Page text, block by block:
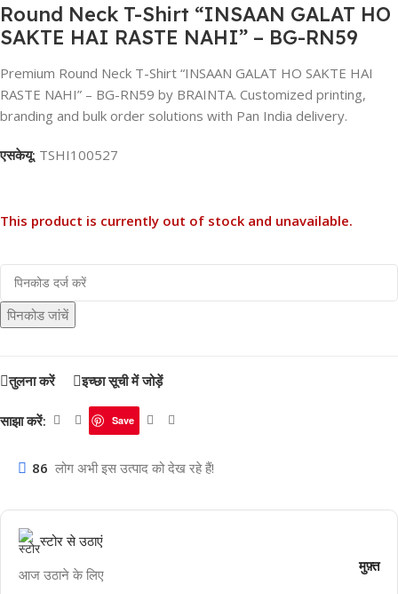
Round Neck T-Shirt “INSAAN GALAT HO
SAKTE HAI RASTE NAHI” – BG-RN59
Premium Round Neck T-Shirt “INSAAN GALAT HO SAKTE HAI
RASTE NAHI” – BG-RN59 by BRAINTA. Customized printing,
branding and bulk order solutions with Pan India delivery.
एसकेयू: TSHI100527
This product is currently out of stock and unavailable.
पिनकोड जांचें
तुलना करें इच्छा सूची में जोड़ें
साझा करें: Save
86 लोग अभी इस उत्पाद को देख रहे हैं!
स्टोर से उठाएं
आज उठाने के लिए मुफ़्त